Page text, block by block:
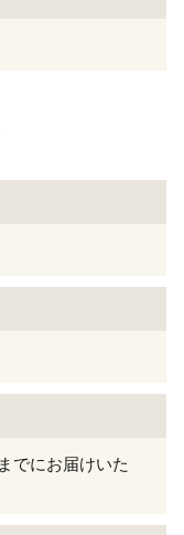
でにお届けいた